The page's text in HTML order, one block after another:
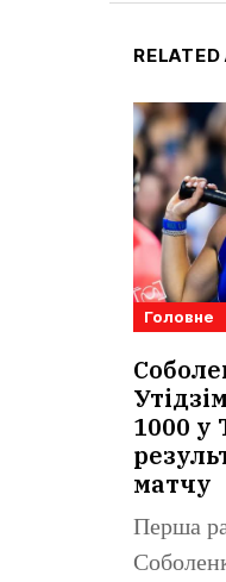
Головне
1000 у
матчу
Перша